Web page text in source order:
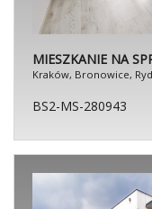
MIESZKANIE NA
Kraków, Bronowice,
BS2-MS-280943